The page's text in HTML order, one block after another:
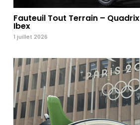
Fauteuil Tout Terrain – Quadrix
Ibex
1 juillet 2026